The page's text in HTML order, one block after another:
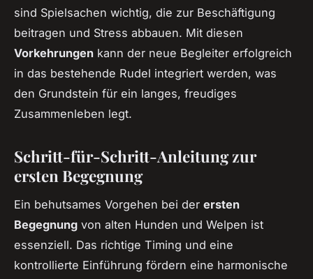
sind Spielsachen wichtig, die zur Beschäftigung
beitragen und Stress abbauen. Mit diesen
Vorkehrungen kann der neue Begleiter erfolgreich
in das bestehende Rudel integriert werden, was
den Grundstein für ein langes, freudiges
Zusammenleben legt.
Schritt-für-Schritt-Anleitung zur
ersten Begegnung
Ein behutsames Vorgehen bei der ersten
Begegnung von alten Hunden und Welpen ist
essenziell. Das richtige Timing und eine
kontrollierte Einführung fördern eine harmonische